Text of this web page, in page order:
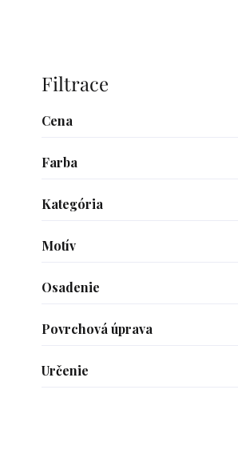
Bočný
panel
Cena
Farba
Kategória
Motív
Osadenie
Povrchová úprava
Určenie